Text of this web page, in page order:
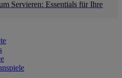
Servieren: Essentials für Ihre